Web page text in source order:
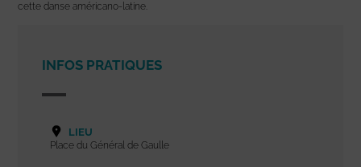
cette danse américano-latine.
INFOS PRATIQUES
LIEU
Place du Général de Gaulle